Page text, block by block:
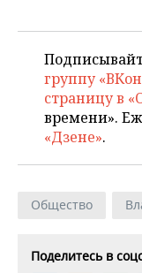
группу
страницу в
времени».
«Дзене».
Общество
Поделитесь в